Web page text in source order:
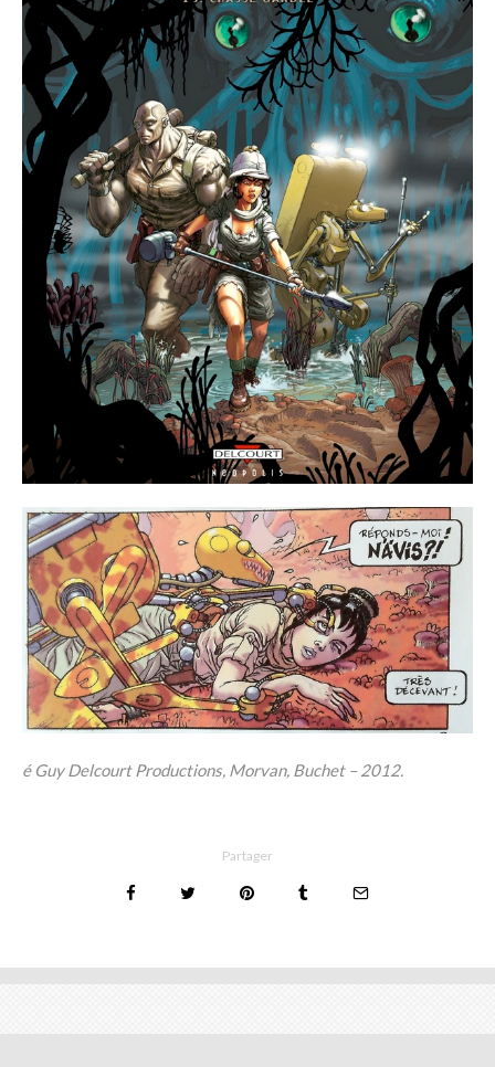
é Guy Delcourt Productions, Morvan, Buchet – 2012.
Partager